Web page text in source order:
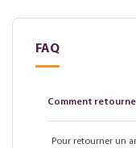
FAQ
Comment
Pour retourner un